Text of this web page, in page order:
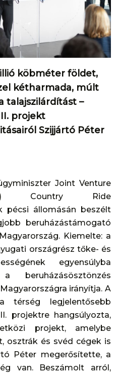
köbméter földet,
kétharmada, múlt
talajszilárdítást –
projekt
Szijjártó Péter
Joint Venture
Country Ride
pécsi állomásán beszélt
beruházástámogató
Kiemelte: a
országrész tőke- és
egyensúlyba
beruházásösztönzés
irányítja. A
térség legjelentősebb
projektre hangsúlyozta,
projekt, amelybe
osztrák és svéd cégek is
Péter megerősítette, a
van. Beszámolt arról,